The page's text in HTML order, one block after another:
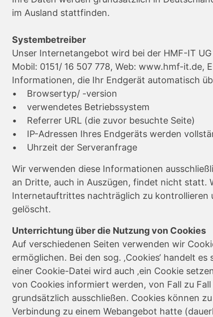
im Ausland stattfinden.
Systembetreiber
Unser Internetangebot wird bei der HMF-IT
Mobil: 0151/ 16 507 778, Web: www.hmf-it.de,
Informationen, die Ihr Endgerät automatisch
• Browsertyp/ -version
• verwendetes Betriebssystem
• Referrer URL (die zuvor besuchte Seite)
• IP-Adressen Ihres Endgeräts werden
• Uhrzeit der Serveranfrage
Wir verwenden diese Informationen
an Dritte, auch in Auszügen, findet nicht statt.
Internetauftrittes nachträglich zu kontrollieren
gelöscht.
Unterrichtung über die Nutzung von Cookies
Auf verschiedenen Seiten verwenden wir
ermöglichen. Bei den sog. ‚Cookies‘ handelt
einer Cookie-Datei wird auch ‚ein Cookie
von Cookies informiert werden, von Fall zu
grundsätzlich ausschließen. Cookies können
Verbindung zu einem Webangebot hatte